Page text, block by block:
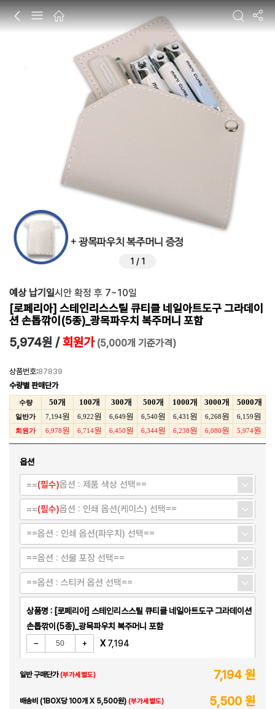
1 / 1
예상 납기일시안 확정 후 7~10일
[로페리아] 스테인리스스틸 큐티클 네일아트도구 그라데이
션 손톱깎이(5종)_광목파우치 복주머니 포함
5,974원 /회원가 (5,000개 기준가격)
상품번호:87839
수량별 판매단가
수량 50개 100개 300개 500개 1000개 3000개 5000개
일반가 7,194원 6,922원 6,649원 6,540원 6,431 원 6,268원 6,159원
회원가 6,978원 6,714원 6,450원 6,344원 6,238원 6,080원 5,974원
옵션
==(필수)옵션 : 제품 색상 선택==
==(필수)옵션 : 인쇄 옵션(케이스) 선택==
==옵션 : 인쇄 옵션(파우치) 선택==
==옵션 : 선물 포장 선택==
==옵션 : 스티커 옵션 선택==
상품명 : [로페리아] 스테인리스스틸 큐티클 네일아트도구 그라데이션
손톱깎이(5종)_광목파우치 복주머니 포함
X 7,194
일반 구매단가(부가세별도) 7,194 원
배송비 (1BOX당 100개 X 5,500원) (부가세별도) 5,500 원